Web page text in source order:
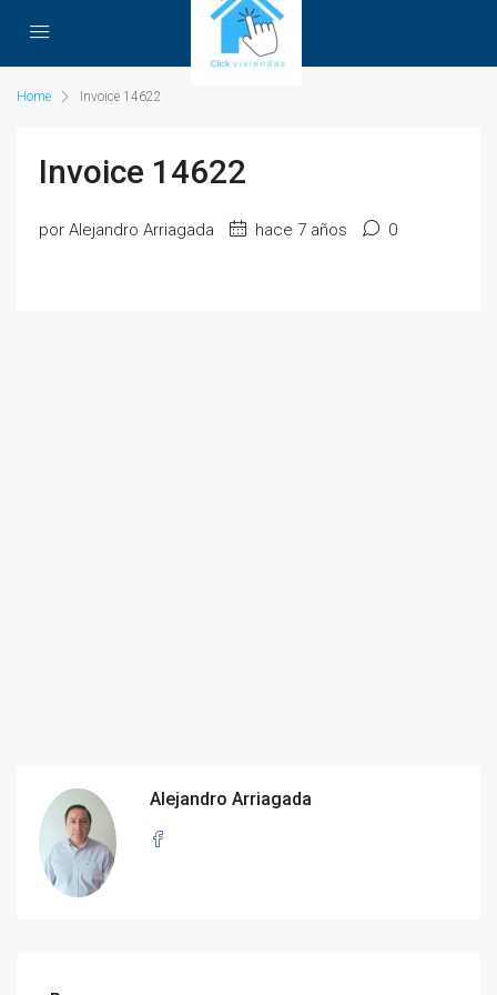
Home Invoice 14622
Invoice 14622
por Alejandro Arriagada hace 7 años 0
Alejandro Arriagada